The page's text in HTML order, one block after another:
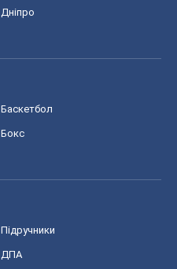
Дніпро
Баскетбол
Бокс
Підручники
ДПА